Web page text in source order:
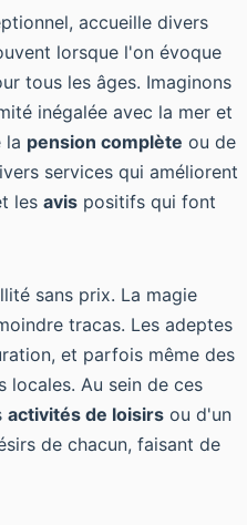
accueille divers
lorsque l'on évoque
tous les âges. Imaginons
inégalée avec la mer et
la pension complète ou de
services qui améliorent
les avis positifs qui font
sans prix. La magie
tracas. Les adeptes
et parfois même des
locales. Au sein de ces
activités de loisirs ou d'un
de chacun, faisant de